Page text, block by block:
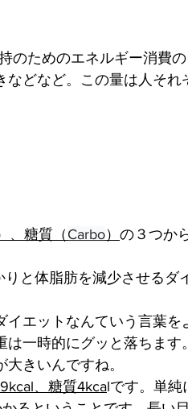
のためのエネルギー消費
どなど。この量は人それ
、糖質（ Carbo） の３つか
と体脂肪を減少させるダ
エットなんていう言葉を
一時的にグッと落ちます
きいんですね。
、糖質4kcalです。 単純